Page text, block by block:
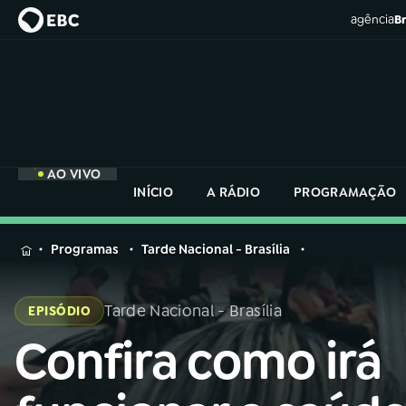
agência
AO VIVO
INÍCIO
A RÁDIO PROGRAMAÇÃO
MENU
Buscar
na
Rádio
Buscar
na
Rádio
Nacional
Programas Tarde Nacional - Brasília
EPISÓDIO Tarde Nacional - Brasília
Confira como irá